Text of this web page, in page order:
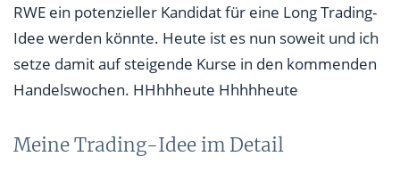
RWE ein potenzieller Kandidat für eine Long Trading-
Idee werden könnte. Heute ist es nun soweit und ich
setze damit auf steigende Kurse in den kommenden
Handelswochen. HHhhheute Hhhhheute
Meine Trading-Idee im Detail